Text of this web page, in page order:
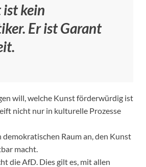
ist kein
Er ist Garant
will, welche Kunst förderwürdig ist
nicht nur in kulturelle Prozesse
Raum an, den Kunst
macht.
die AfD. Dies gilt es, mit allen